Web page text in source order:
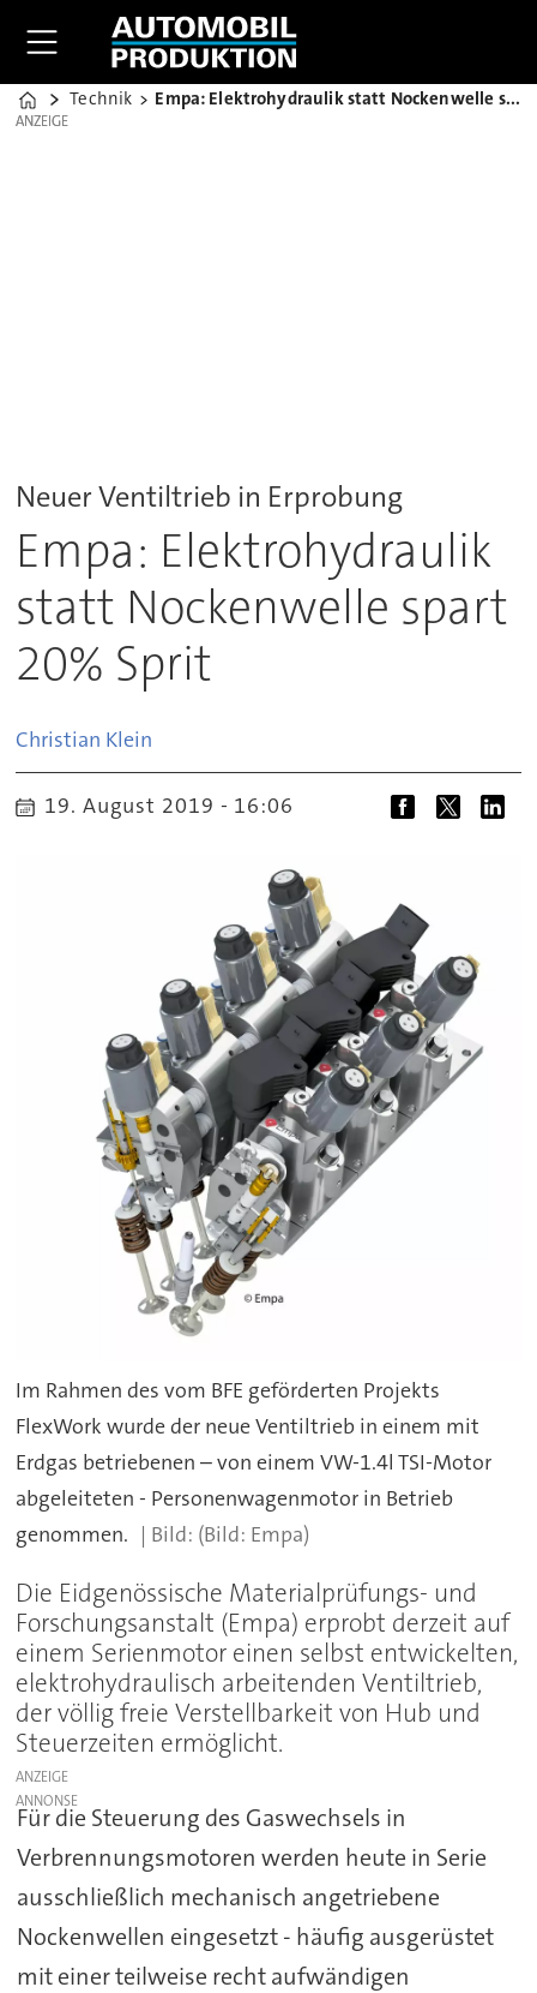
Home
Technik Empa: Elektrohydraulik statt Nockenwelle spart 20% Sprit
ANZEIGE
ANZEIGE
Neuer Ventiltrieb in Erprobung
Empa: Elektrohydraulik
statt Nockenwelle spart
20% Sprit
Christian Klein
19. August 2019 - 16:06
Im Rahmen des vom BFE geförderten Projekts
FlexWork wurde der neue Ventiltrieb in einem mit
Erdgas betriebenen – von einem VW-1.4l TSI-Motor
abgeleiteten - Personenwagenmotor in Betrieb
genommen.
(Bild: Empa)
Die Eidgenössische Materialprüfungs- und
Forschungsanstalt (Empa) erprobt derzeit auf
einem Serienmotor einen selbst entwickelten,
elektrohydraulisch arbeitenden Ventiltrieb,
der völlig freie Verstellbarkeit von Hub und
Steuerzeiten ermöglicht.
ANZEIGE
Für die Steuerung des Gaswechsels in
Verbrennungsmotoren werden heute in Serie
ausschließlich mechanisch angetriebene
Nockenwellen eingesetzt - häufig ausgerüstet
mit einer teilweise recht aufwändigen